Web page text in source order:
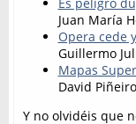
Juan María
Opera cede
Guillermo
Mapas
David Piñeiro
Y no olvidéis que